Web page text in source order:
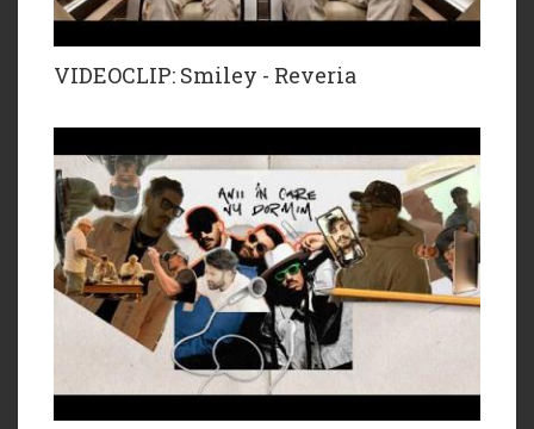
VIDEOCLIP: Smiley - Reveria